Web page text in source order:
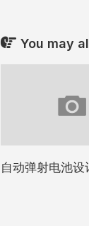
You may
自动弹射电池设